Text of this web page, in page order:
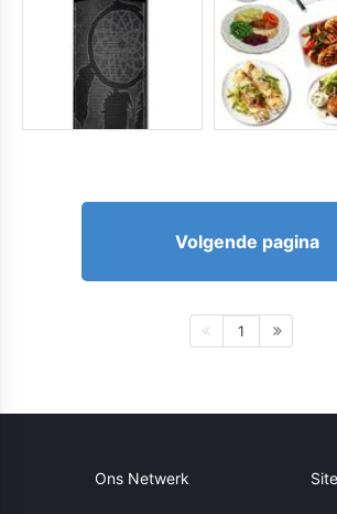
Volgende pagina
1
Ons Netwerk